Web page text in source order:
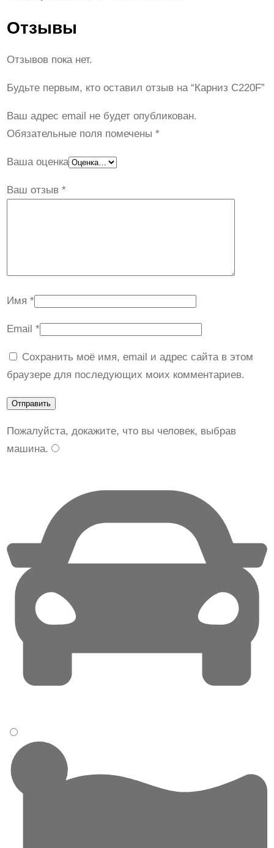
Отзывы
Отзывов пока нет.
Будьте первым, кто оставил отзыв на “Карниз C220F”
Ваш адрес email не будет опубликован.
Обязательные поля помечены *
Ваша оценка
Ваш отзыв *
Имя *
Email *
Сохранить моё имя, email и адрес сайта в этом
браузере для последующих моих комментариев.
Пожалуйста, докажите, что вы человек, выбрав
машина.